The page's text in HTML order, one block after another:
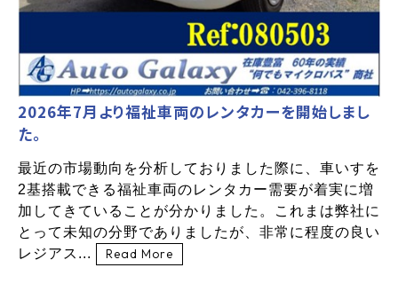
2026年7月より福祉車両のレンタカーを開始しまし
た。
最近の市場動向を分析しておりました際に、車いすを
2基搭載できる福祉車両のレンタカー需要が着実に増
加してきていることが分かりました。これまは弊社に
とって未知の分野でありましたが、非常に程度の良い
レジアス...
Read More